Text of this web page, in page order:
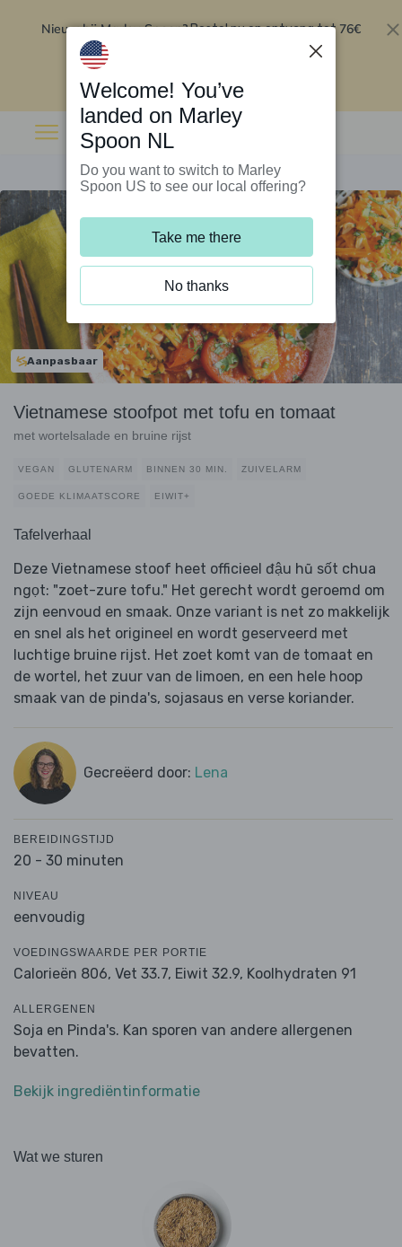
Nieuw bij Marley Spoon?Bestel nu en ontvang tot 76€
Aanpasbaar
Vietnamese stoofpot met tofu en tomaat
met wortelsalade en bruine rijst
VEGAN GLUTENARM BINNEN 30 MIN. ZUIVELARM
GOEDE KLIMAATSCORE EIWIT+
Tafelverhaal
Deze Vietnamese stoof heet officieel đậu hũ sốt chua
ngọt: "zoet-zure tofu." Het gerecht wordt geroemd om
zijn eenvoud en smaak. Onze variant is net zo makkelijk
en snel als het origineel en wordt geserveerd met
luchtige bruine rijst. Het zoet komt van de tomaat en
de wortel, het zuur van de limoen, en een hele hoop
smaak van de pinda's, sojasaus en verse koriander.
Gecreëerd door: Lena
BEREIDINGSTIJD
20 - 30 minuten
NIVEAU
eenvoudig
VOEDINGSWAARDE PER PORTIE
Calorieën 806, Vet 33.7, Eiwit 32.9, Koolhydraten 91
ALLERGENEN
Soja en Pinda's. Kan sporen van andere allergenen
bevatten.
Bekijk ingrediëntinformatie
Wat we sturen
Welcome! You’ve
landed on Marley
Spoon NL
Do you want to switch to Marley
Spoon US to see our local offering?
Take me there
No thanks